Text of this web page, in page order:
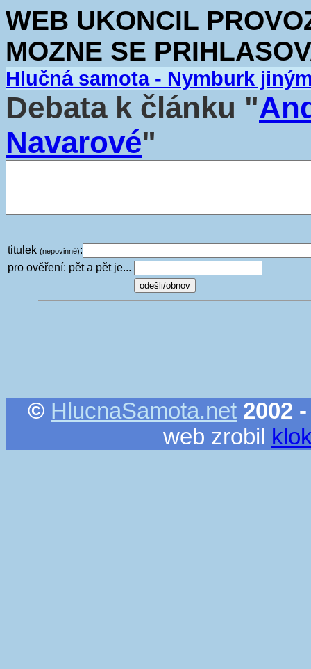
WEB UKONCIL
MOZNE SE
Hlučná samota - Nymburk
Debata k článku "
Navarové"
titulek (nepovinné):
pro ověření: pět a pět je...
© HlucnaSamota.net 2002
web zrobil